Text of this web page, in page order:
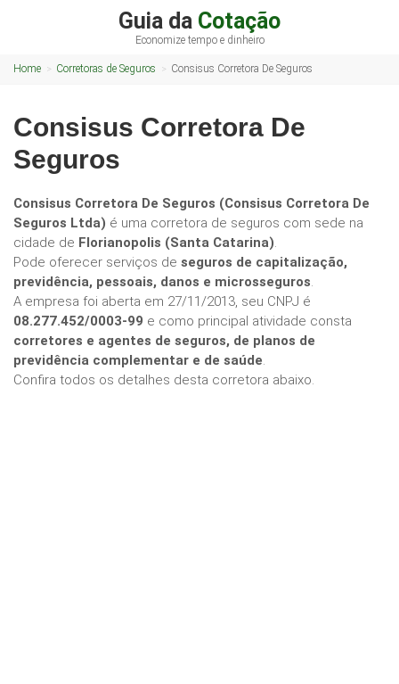
Guia da Cotação
Economize tempo e dinheiro
Home Corretoras de Seguros Consisus Corretora De Seguros
Consisus Corretora De
Seguros
Consisus Corretora De Seguros (Consisus Corretora De
Seguros Ltda) é uma corretora de seguros com sede na
cidade de Florianopolis (Santa Catarina).
Pode oferecer serviços de seguros de capitalização,
previdência, pessoais, danos e microsseguros.
A empresa foi aberta em 27/11/2013, seu CNPJ é
08.277.452/0003-99 e como principal atividade consta
corretores e agentes de seguros, de planos de
previdência complementar e de saúde.
Confira todos os detalhes desta corretora abaixo.